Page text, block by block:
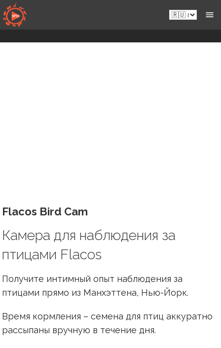
Перейти
к
контенту
Ru.sportsmansparadiseonline.com
Flacos Bird Cam
Камера для наблюдения за
птицами Flacos
Получите интимный опыт наблюдения за
птицами прямо из Манхэттена, Нью-Йорк.
Время кормления – семена для птиц аккуратно
рассыпаны вручную в течение дня.